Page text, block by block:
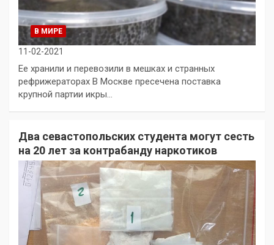
В МИРЕ
11-02-2021
Ее хранили и перевозили в мешках и странных
рефрижераторах В Москве пресечена поставка
крупной партии икры…
Два севастопольских студента могут сесть
на 20 лет за контрабанду наркотиков